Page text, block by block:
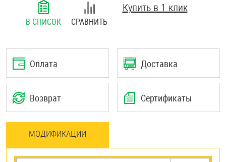
В СПИСОК СРАВНИТЬ
Купить в 1 клик
Оплата Доставка
Возврат Сертификаты
МОДИФИКАЦИИ